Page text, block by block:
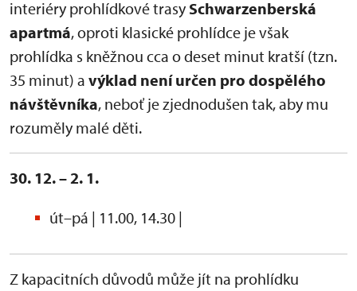
interiéry prohlídkové trasy Schwarzenberská
apartmá, oproti klasické prohlídce je však
prohlídka s kněžnou cca o deset minut kratší (tzn.
35 minut) a výklad není určen pro dospělého
návštěvníka, neboť je zjednodušen tak, aby mu
rozuměly malé děti.
30. 12. – 2. 1.
út–pá | 11.00, 14.30 |
Z kapacitních důvodů může jít na prohlídku